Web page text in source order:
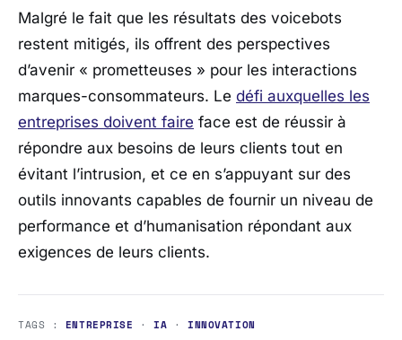
Malgré le fait que les résultats des voicebots
restent mitigés, ils offrent des perspectives
d’avenir « prometteuses » pour les interactions
marques-consommateurs. Le défi auxquelles les
entreprises doivent faire face est de réussir à
répondre aux besoins de leurs clients tout en
évitant l’intrusion, et ce en s’appuyant sur des
outils innovants capables de fournir un niveau de
performance et d’humanisation répondant aux
exigences de leurs clients.
TAGS : ENTREPRISE ·IA ·INNOVATION